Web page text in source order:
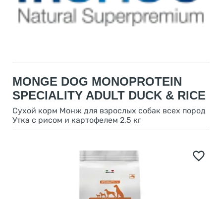
MONGE DOG MONOPROTEIN
SPECIALITY ADULT DUCK & RICE
Сухой корм Монж для взрослых собак всех пород
Утка с рисом и картофелем 2,5 кг